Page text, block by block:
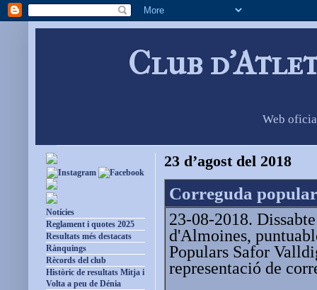
Club
Web
23 d’agost del 2018
Correguda
23-08-2018.
d'Almoines,
Populars Safor
representació de
Notícies
Reglament i quotes 2025
Resultats més destacats
Rànquings
Rècords del club
Històric de resultats Mitja i
Volta a peu de Dénia